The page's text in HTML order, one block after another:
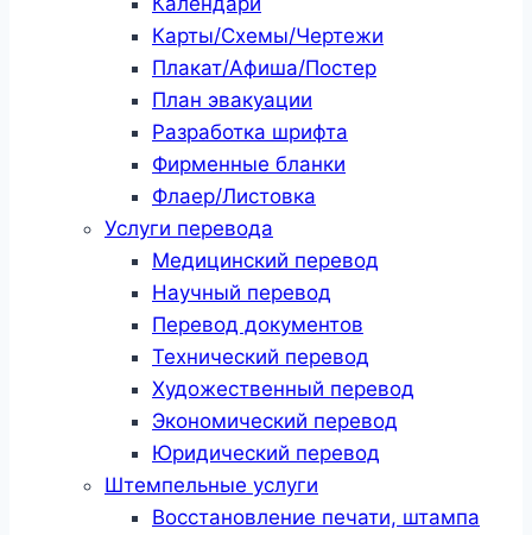
Карты/Схемы/Чертежи
Плакат/Афиша/Постер
План эвакуации
Разработка шрифта
Фирменные бланки
Флаер/Листовка
Услуги перевода
Медицинский перевод
Научный перевод
Перевод документов
Технический перевод
Художественный перевод
Экономический перевод
Юридический перевод
Штемпельные услуги
Восстановление печати, штампа